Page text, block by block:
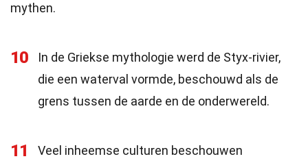
mythen.
10
In de Griekse mythologie werd de Styx-rivier,
die een waterval vormde, beschouwd als de
grens tussen de aarde en de onderwereld.
11
Veel inheemse culturen beschouwen